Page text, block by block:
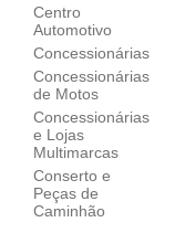
Centro
Automotivo
Concessionárias
Concessionárias
de Motos
Concessionárias
e Lojas
Multimarcas
Conserto e
Peças de
Caminhão